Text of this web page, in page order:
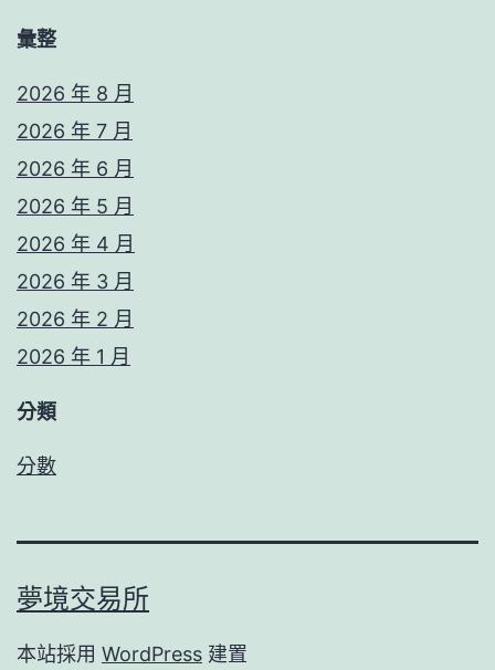
彙整
2026 年 8 月
2026 年 7 月
2026 年 6 月
2026 年 5 月
2026 年 4 月
2026 年 3 月
2026 年 2 月
2026 年 1 月
分類
分數
夢境交易所
本站採用 WordPress 建置